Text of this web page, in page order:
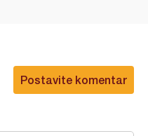
Postavite komentar